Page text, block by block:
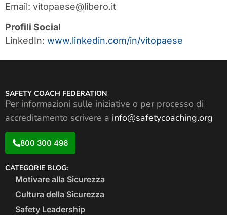
Email: vitopaese@libero.it
Profili Social
LinkedIn: www.linkedin.com/in/vitopaese
SAFETY COACH FEDERATION
Per informazioni sulle iniziative o per processo di
accreditamento scrivere a info@safetycoaching.org
800 300 496
CATEGORIE BLOG:
Motivare alla Sicurezza
Cultura della Sicurezza
Safety Leadership